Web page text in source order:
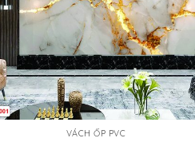
VÁCH ỐP PVC